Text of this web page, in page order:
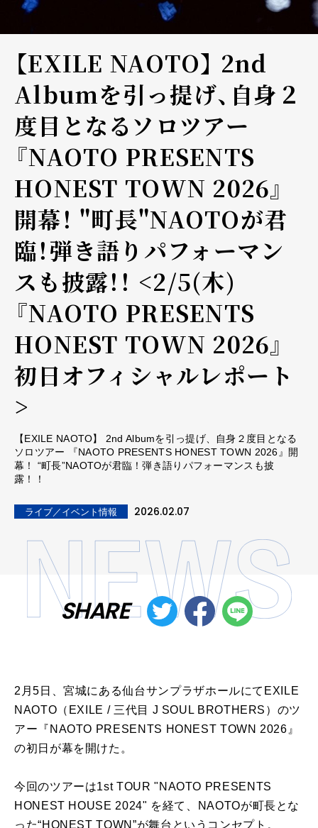
【EXILE NAOTO】 2nd
Albumを引っ提げ、自身２
度目となるソロツアー
『NAOTO PRESENTS
HONEST TOWN 2026』
開幕！ "町長"NAOTOが君
臨！弾き語りパフォーマン
スも披露！！ <2/5(木)
『NAOTO PRESENTS
HONEST TOWN 2026』
初日オフィシャルレポート
>
【EXILE NAOTO】 2nd Albumを引っ提げ、自身２度目となる
ソロツアー 『NAOTO PRESENTS HONEST TOWN 2026』開
幕！ “町長”NAOTOが君臨！弾き語りパフォーマンスも披
露！！
ライブ／イベント情報 2026.02.07
SHARE
2月5日、宮城にある仙台サンプラザホールにてEXILE
NAOTO（EXILE / 三代目 J SOUL BROTHERS）のツ
アー『NAOTO PRESENTS HONEST TOWN 2026』
の初日が幕を開けた。
今回のツアーは1st TOUR "NAOTO PRESENTS
HONEST HOUSE 2024" を経て、NAOTOが町長とな
った“HONEST TOWN”が舞台というコンセプト。